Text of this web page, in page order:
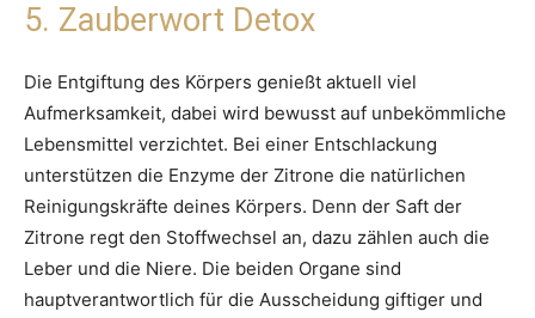
5. Zauberwort Detox
Die Entgiftung des Körpers genießt aktuell viel
Aufmerksamkeit, dabei wird bewusst auf unbekömmliche
Lebensmittel verzichtet. Bei einer Entschlackung
unterstützen die Enzyme der Zitrone die natürlichen
Reinigungskräfte deines Körpers. Denn der Saft der
Zitrone regt den Stoffwechsel an, dazu zählen auch die
Leber und die Niere. Die beiden Organe sind
hauptverantwortlich für die Ausscheidung giftiger und